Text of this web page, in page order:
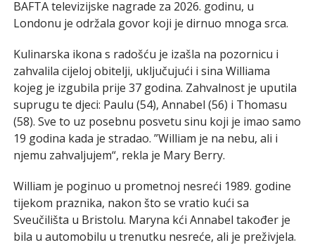
BAFTA televizijske nagrade za 2026. godinu, u
Londonu je održala govor koji je dirnuo mnoga srca.
Kulinarska ikona s radošću je izašla na pozornicu i
zahvalila cijeloj obitelji, uključujući i sina Williama
kojeg je izgubila prije 37 godina. Zahvalnost je uputila
suprugu te djeci: Paulu (54), Annabel (56) i Thomasu
(58). Sve to uz posebnu posvetu sinu koji je imao samo
19 godina kada je stradao. ”William je na nebu, ali i
njemu zahvaljujem“, rekla je Mary Berry.
William je poginuo u prometnoj nesreći 1989. godine
tijekom praznika, nakon što se vratio kući sa
Sveučilišta u Bristolu. Maryna kći Annabel također je
bila u automobilu u trenutku nesreće, ali je preživjela.